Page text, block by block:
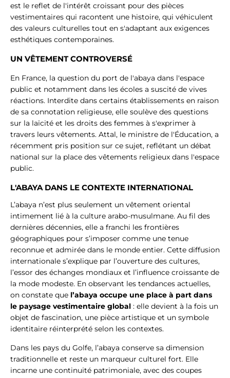
est le reflet de l'intérêt croissant pour des pièces
vestimentaires qui racontent une histoire, qui véhiculent
des valeurs culturelles tout en s'adaptant aux exigences
esthétiques contemporaines.
UN VÊTEMENT CONTROVERSÉ
En France, la question du port de l'abaya dans l'espace
public et notamment dans les écoles a suscité de vives
réactions. Interdite dans certains établissements en raison
de sa connotation religieuse, elle soulève des questions
sur la laïcité et les droits des femmes à s'exprimer à
travers leurs vêtements. Attal, le ministre de l'Éducation, a
récemment pris position sur ce sujet, reflétant un débat
national sur la place des vêtements religieux dans l'espace
public.
L'ABAYA DANS LE CONTEXTE INTERNATIONAL
L’abaya n’est plus seulement un vêtement oriental
intimement lié à la culture arabo-musulmane. Au fil des
dernières décennies, elle a franchi les frontières
géographiques pour s’imposer comme une tenue
reconnue et admirée dans le monde entier. Cette diffusion
internationale s’explique par l’ouverture des cultures,
l’essor des échanges mondiaux et l’influence croissante de
la mode modeste. En observant les tendances actuelles,
on constate que l’abaya occupe une place à part dans
le paysage vestimentaire global : elle devient à la fois un
objet de fascination, une pièce artistique et un symbole
identitaire réinterprété selon les contextes.
Dans les pays du Golfe, l’abaya conserve sa dimension
traditionnelle et reste un marqueur culturel fort. Elle
incarne une continuité patrimoniale, avec des coupes